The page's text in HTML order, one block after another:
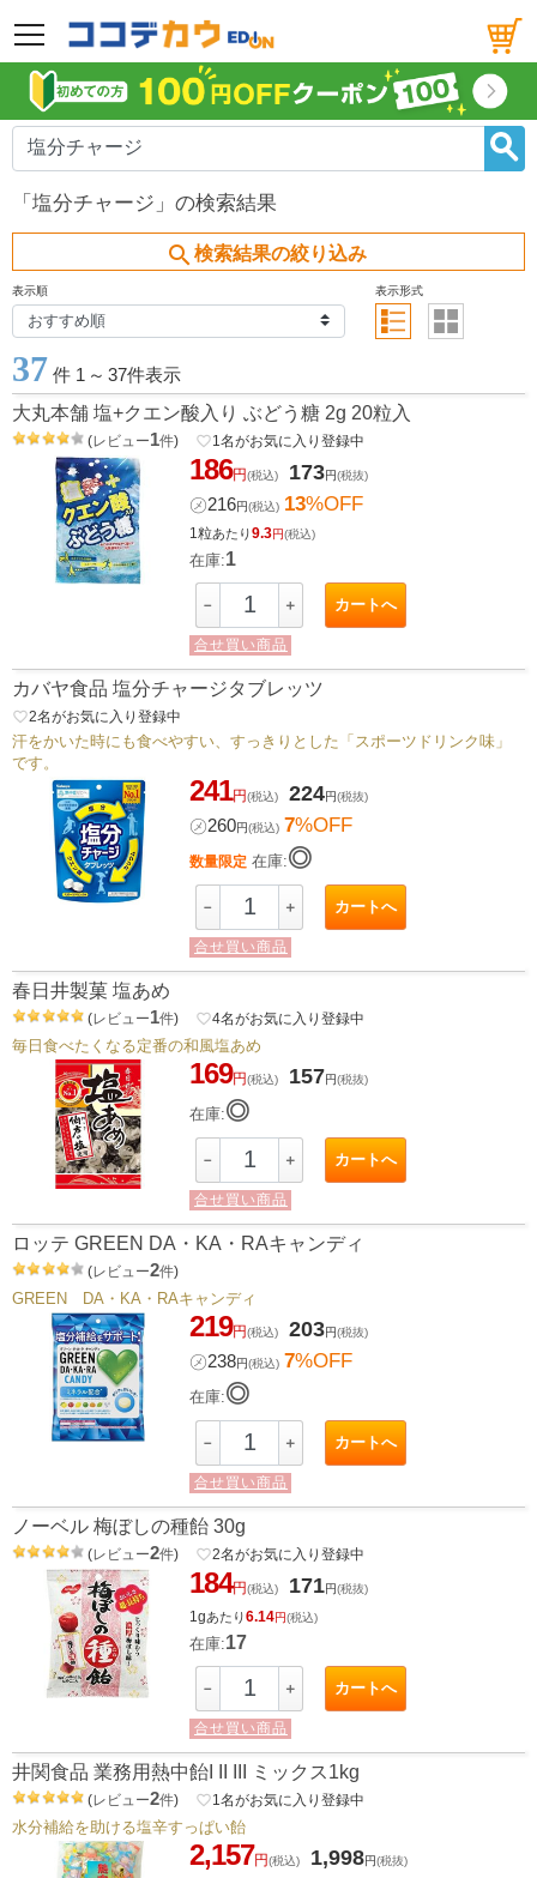
メニュー
「塩分チャージ」の検索結果
search 検索結果の絞り込み
表示順 表示形式
37 件 1 ～ 37件表示
大丸本舗 塩+クエン酸入り ぶどう糖 2g 20粒入
(レビュー1件) favorite_border1 名がお気に入り登録中
186円(税込) 173円(税抜)
㋱216円(税込) 13%OFF
1粒あたり9.3円(税込)
在庫:1
－ ＋ カートへ
合せ買い商品
カバヤ食品 塩分チャージタブレッツ
favorite_border2名がお気に入り登録中
汗をかいた時にも食べやすい、すっきりとした「スポーツドリンク味」
です。
241円(税込) 224円(税抜)
㋱260円(税込) 7%OFF
数量限定 在庫:◎
－ ＋ カートへ
合せ買い商品
春日井製菓 塩あめ
(レビュー1件) favorite_border4名がお気に入り登録中
毎日食べたくなる定番の和風塩あめ
169円(税込) 157円(税抜)
在庫:◎
－ ＋ カートへ
合せ買い商品
ロッテ GREEN DA・KA・RAキャンディ
(レビュー2件)
GREEN DA・KA・RAキャンディ
219円(税込) 203円(税抜)
㋱238円(税込) 7%OFF
在庫:◎
－ ＋ カートへ
合せ買い商品
ノーベル 梅ぼしの種飴 30g
(レビュー2件) favorite_border2名がお気に入り登録中
184円(税込) 171円(税抜)
1gあたり6.14円(税込)
在庫:17
－ ＋ カートへ
合せ買い商品
井関食品 業務用熱中飴I II III ミックス1kg
(レビュー2件) favorite_border1 名がお気に入り登録中
水分補給を助ける塩辛すっぱい飴
2,157円(税込) 1,998円(税抜)